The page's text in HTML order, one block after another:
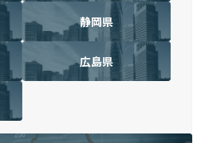
静岡県
広島県